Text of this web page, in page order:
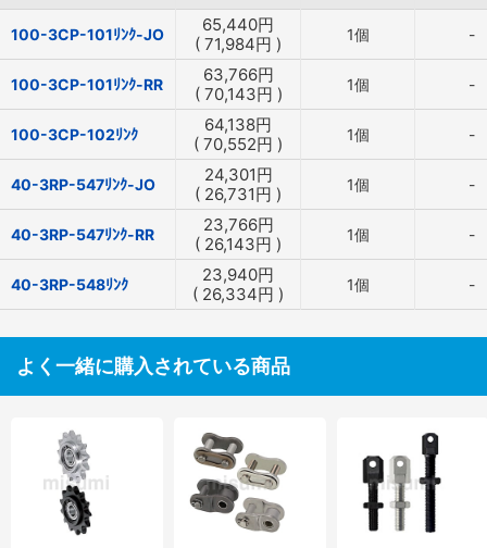
100-3CP-101ﾘﾝｸ-JO 65,440円
( 71,984円 ) 1個 -
100-3CP-101ﾘﾝｸ-RR 63,766円
( 70,143円 ) 1個 -
100-3CP-102ﾘﾝｸ 64,138円
( 70,552円 ) 1個 -
40-3RP-547ﾘﾝｸ-JO 24,301円
( 26,731円 ) 1個 -
40-3RP-547ﾘﾝｸ-RR 23,766円
( 26,143円 ) 1個 -
40-3RP-548ﾘﾝｸ 23,940円
( 26,334円 ) 1個 -
よく一緒に購入されている商品